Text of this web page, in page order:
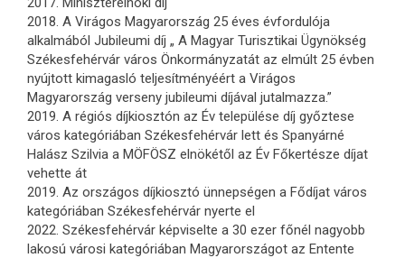
2018. A Virágos Magyarország 25 éves évfordulója
alkalmából Jubileumi díj „ A Magyar Turisztikai Ügynökség
Székesfehérvár város Önkormányzatát az elmúlt 25 évben
nyújtott kimagasló teljesítményéért a Virágos
Magyarország verseny jubileumi díjával jutalmazza.”
2019. A régiós díjkiosztón az Év települése díj győztese
város kategóriában Székesfehérvár lett és Spanyárné
Halász Szilvia a MÖFÖSZ elnökétől az Év Főkertésze díjat
vehette át
2019. Az országos díjkiosztó ünnepségen a Fődíjat város
kategóriában Székesfehérvár nyerte el
2022. Székesfehérvár képviselte a 30 ezer főnél nagyobb
lakosú városi kategóriában Magyarországot az Entente